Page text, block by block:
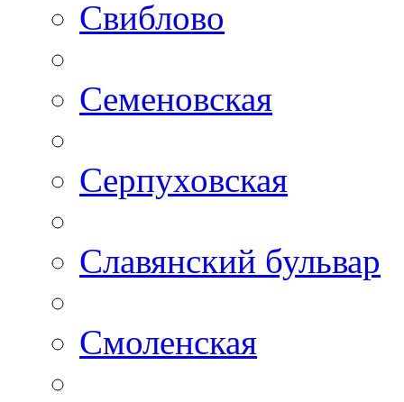
Свиблово
Семеновская
Серпуховская
Славянский бульвар
Смоленская